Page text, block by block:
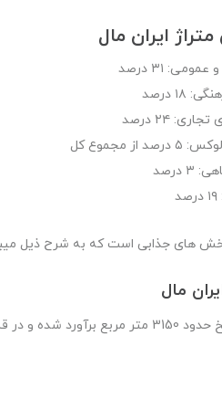
ایران مال
۳۱ درصد
درصد
۲۴ درصد
درصد
های جذابی است که به شرح ذیل
و در طبقه اول تجاری قرار